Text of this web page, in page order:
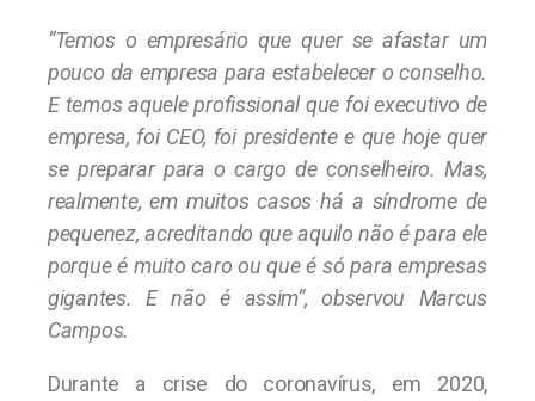
“Temos o empresário que quer se afastar um
pouco da empresa para estabelecer o conselho.
E temos aquele profissional que foi executivo de
empresa, foi CEO, foi presidente e que hoje quer
se preparar para o cargo de conselheiro. Mas,
realmente, em muitos casos há a síndrome de
pequenez, acreditando que aquilo não é para ele
porque é muito caro ou que é só para empresas
gigantes. E não é assim”, observou Marcus
Campos.
Durante a crise do coronavírus, em 2020,